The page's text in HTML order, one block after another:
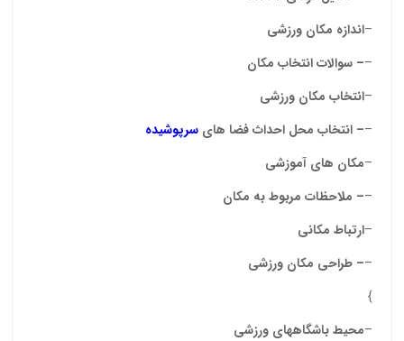
–اندازه مکان ورزشی
–– سوالات انتخاب مکان
–انتخاب مکان ورزشی
–– انتخاب محل احداث فضا های سرپوشیده
–مکان های آموزشی
–– ملاحظات مربوط به مکان
–ارتباط مکانی
–– طراحی مکان ورزشی
}
–محیط باشگاههای ورزشی